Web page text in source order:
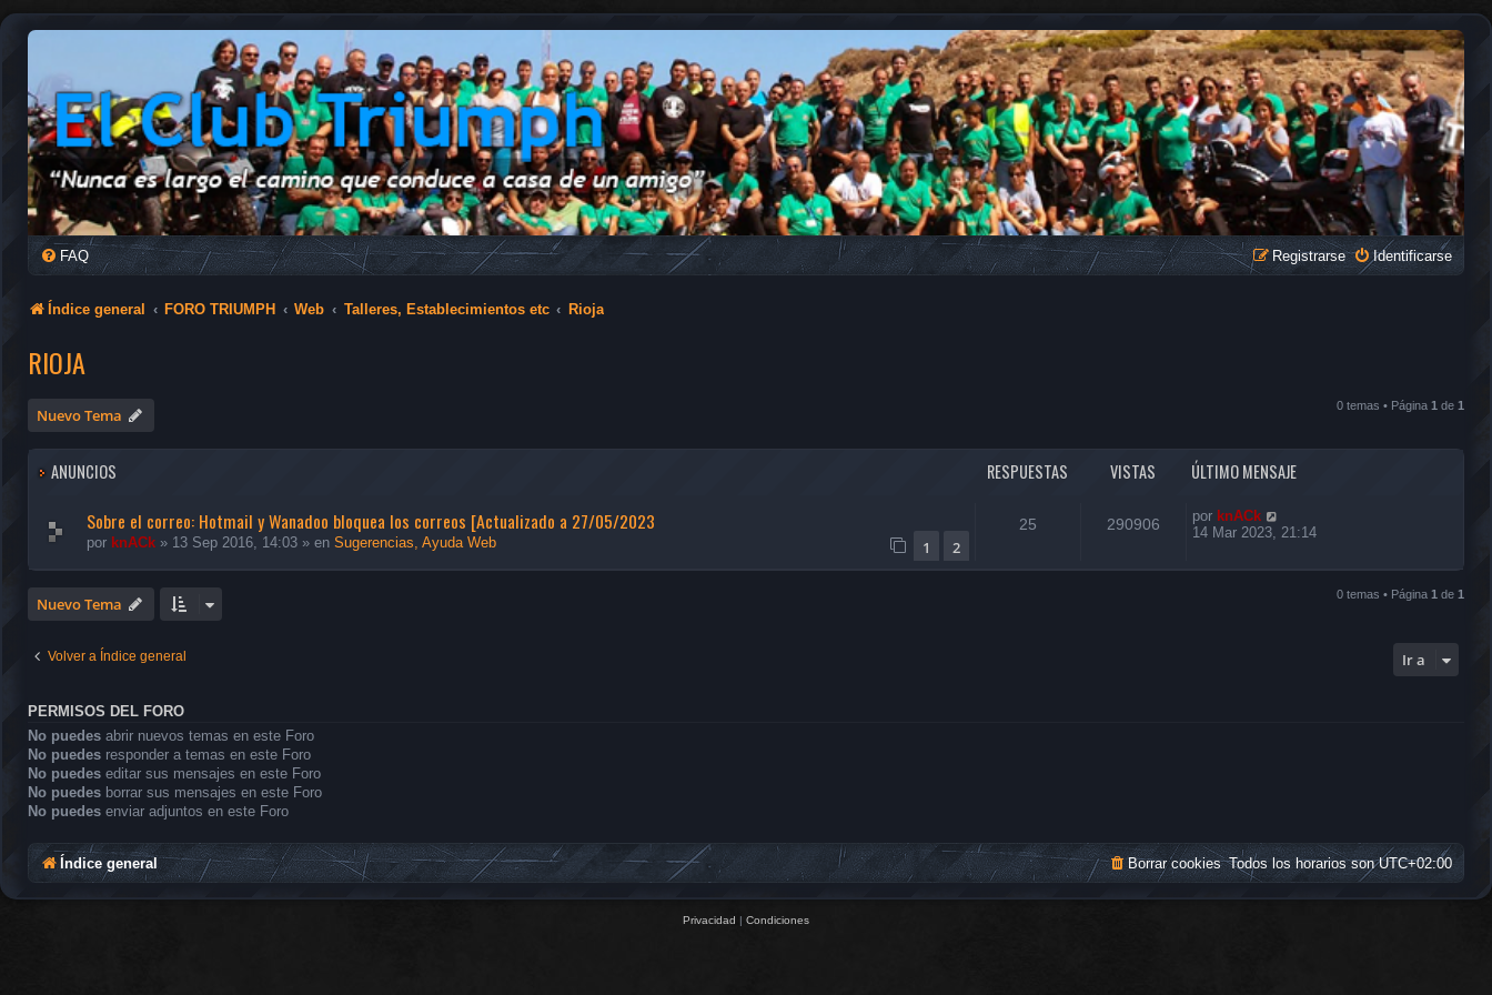
FAQ Identificarse
Registrarse
Índice general FORO TRIUMPH Web Talleres, Establecimientos etc Rioja
RIOJA
Nuevo Tema 0 temas • Página 1 de 1
ANUNCIOS RESPUESTAS VISTAS ÚLTIMO MENSAJE
Sobre el correo: Hotmail y Wanadoo bloquea los correos [Actualizado a 27/05/2023
por knACk » 13 Sep 2016, 14:03 » en Sugerencias, Ayuda Web 1 2
25 290906 por knACk
14 Mar 2023, 21:14
Nuevo Tema 0 temas • Página 1 de 1
Volver a Índice general Ir a
PERMISOS DEL FORO
No puedes abrir nuevos temas en este Foro
No puedes responder a temas en este Foro
No puedes editar sus mensajes en este Foro
No puedes borrar sus mensajes en este Foro
No puedes enviar adjuntos en este Foro
Índice general Todos los horarios sonUTC+02:00
Borrar cookies
Privacidad | Condiciones